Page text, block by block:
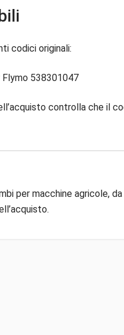
codici originali:
538301047
controlla che il
per macchine agricole,